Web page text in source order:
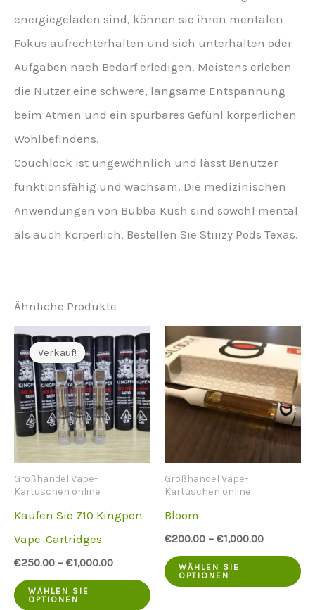
energiegeladen sind, können sie ihren mentalen
Fokus aufrechterhalten und sich unterhalten oder
Aufgaben nach Bedarf erledigen. Meistens erleben
die Nutzer eine schwere, langsame Entspannung
beim Atmen und ein spürbares Gefühl körperlichen
Wohlbefindens.
Couchlock ist ungewöhnlich und lässt Benutzer
funktionsfähig und wachsam. Die medizinischen
Anwendungen von Bubba Kush sind sowohl mental
als auch körperlich. Bestellen Sie Stiiizy Pods Texas.
Ähnliche Produkte
Verkauf!
Verkauf!
Großhandel Vape-
Kartuschen online
Kaufen Sie 710 Kingpen
Vape-Cartridges
€250.00 – €1,000.00
WÄHLEN SIE
OPTIONEN
Dieses
Großhandel Vape-
Kartuschen online
Bloom
€200.00 – €1,000.00
WÄHLEN SIE
OPTIONEN